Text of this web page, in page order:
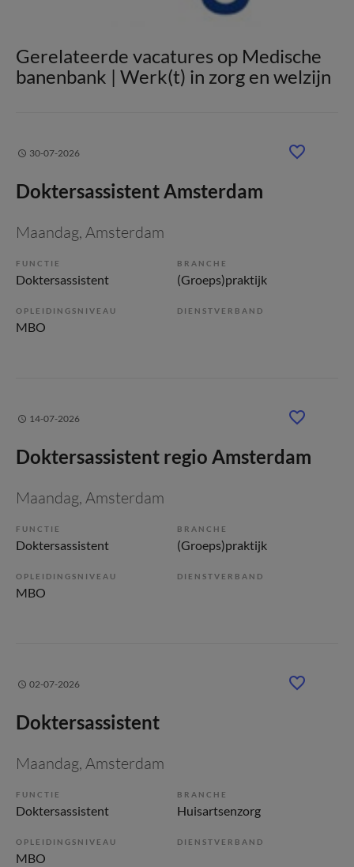
Gerelateerde vacatures op Medische
banenbank | Werk(t) in zorg en welzijn
30-07-2026
Doktersassistent Amsterdam
Maandag, Amsterdam
FUNCTIE
Doktersassistent
BRANCHE
(Groeps)praktijk
OPLEIDINGSNIVEAU
MBO
DIENSTVERBAND
14-07-2026
Doktersassistent regio Amsterdam
Maandag, Amsterdam
FUNCTIE
Doktersassistent
BRANCHE
(Groeps)praktijk
OPLEIDINGSNIVEAU
MBO
DIENSTVERBAND
02-07-2026
Doktersassistent
Maandag, Amsterdam
FUNCTIE
Doktersassistent
BRANCHE
Huisartsenzorg
OPLEIDINGSNIVEAU
MBO
DIENSTVERBAND